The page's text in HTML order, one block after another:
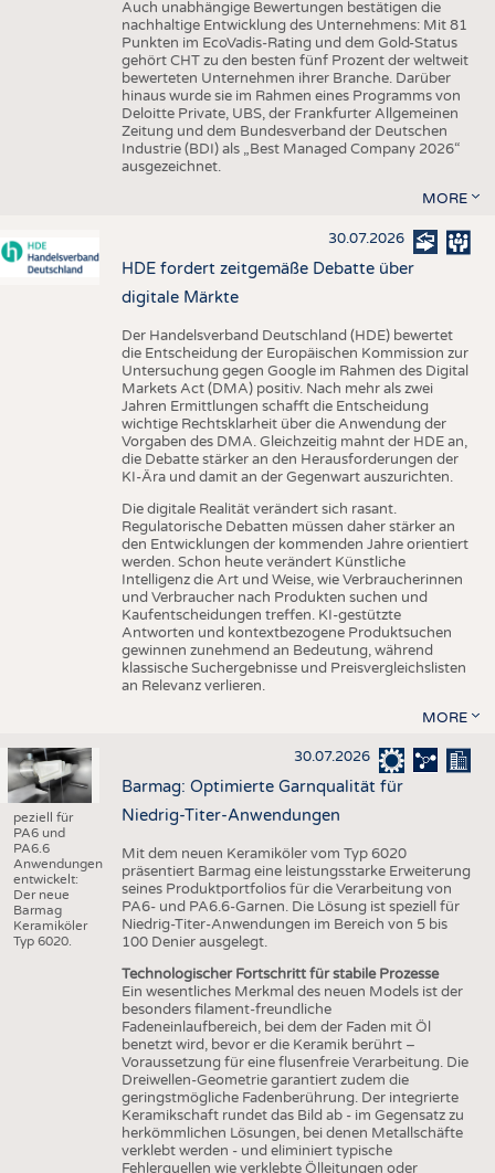
Auch unabhängige Bewertungen bestätigen die
nachhaltige Entwicklung des Unternehmens: Mit 81
Punkten im EcoVadis-Rating und dem Gold-Status
gehört CHT zu den besten fünf Prozent der weltweit
bewerteten Unternehmen ihrer Branche. Darüber
hinaus wurde sie im Rahmen eines Programms von
Deloitte Private, UBS, der Frankfurter Allgemeinen
Zeitung und dem Bundesverband der Deutschen
Industrie (BDI) als „Best Managed Company 2026“
ausgezeichnet.
MORE
30.07.2026
HDE fordert zeitgemäße Debatte über
digitale Märkte
Der Handelsverband Deutschland (HDE) bewertet
die Entscheidung der Europäischen Kommission zur
Untersuchung gegen Google im Rahmen des Digital
Markets Act (DMA) positiv. Nach mehr als zwei
Jahren Ermittlungen schafft die Entscheidung
wichtige Rechtsklarheit über die Anwendung der
Vorgaben des DMA. Gleichzeitig mahnt der HDE an,
die Debatte stärker an den Herausforderungen der
KI-Ära und damit an der Gegenwart auszurichten.
Die digitale Realität verändert sich rasant.
Regulatorische Debatten müssen daher stärker an
den Entwicklungen der kommenden Jahre orientiert
werden. Schon heute verändert Künstliche
Intelligenz die Art und Weise, wie Verbraucherinnen
und Verbraucher nach Produkten suchen und
Kaufentscheidungen treffen. KI-gestützte
Antworten und kontextbezogene Produktsuchen
gewinnen zunehmend an Bedeutung, während
klassische Suchergebnisse und Preisvergleichslisten
an Relevanz verlieren.
MORE
peziell für
PA6 und
PA6.6
Anwendungen
entwickelt:
Der neue
Barmag
Keramiköler
Typ 6020.
30.07.2026
Barmag: Optimierte Garnqualität für
Niedrig-Titer-Anwendungen
Mit dem neuen Keramiköler vom Typ 6020
präsentiert Barmag eine leistungsstarke Erweiterung
seines Produktportfolios für die Verarbeitung von
PA6- und PA6.6-Garnen. Die Lösung ist speziell für
Niedrig-Titer-Anwendungen im Bereich von 5 bis
100 Denier ausgelegt.
Technologischer Fortschritt für stabile Prozesse
Ein wesentliches Merkmal des neuen Models ist der
besonders filament-freundliche
Fadeneinlaufbereich, bei dem der Faden mit Öl
benetzt wird, bevor er die Keramik berührt –
Voraussetzung für eine flusenfreie Verarbeitung. Die
Dreiwellen-Geometrie garantiert zudem die
geringstmögliche Fadenberührung. Der integrierte
Keramikschaft rundet das Bild ab - im Gegensatz zu
herkömmlichen Lösungen, bei denen Metallschäfte
verklebt werden - und eliminiert typische
Fehlerquellen wie verklebte Ölleitungen oder